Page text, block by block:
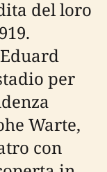
del loro
per
Warte,
con